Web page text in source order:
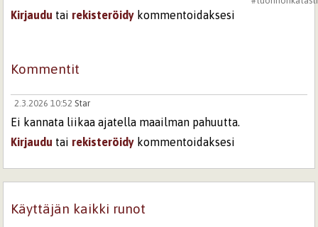
Kirjaudu tai rekisteröidy kommentoidaksesi
Kommentit
2.3.2026 10:52 Star
Ei kannata liikaa ajatella maailman pahuutta.
Kirjaudu tai rekisteröidy kommentoidaksesi
Sivut
Käyttäjän kaikki runot